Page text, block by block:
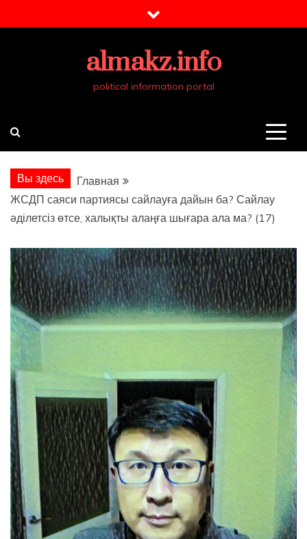
к
almakz.info
political information portal
Вы здесь
Главная
ЖСДП саяси партиясы сайлауға дайын ба? Сайлау
әділетсіз өтсе, халықты алаңға шығара ала ма? (17)